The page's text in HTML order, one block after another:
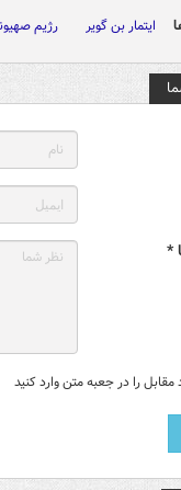
ایتمار بن گویر رژیم
*
مقابل را در جعبه متن وارد کنید